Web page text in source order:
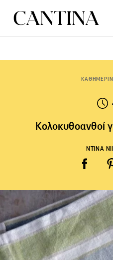
Κολοκυθοανθοί
ΝΤΙΝΑ